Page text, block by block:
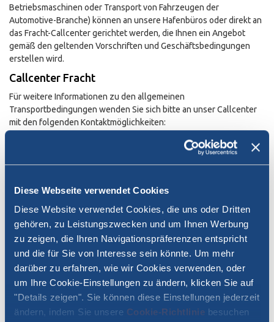
Diese Webseite verwendet Cookies
Diese Website verwendet Cookies, die uns oder Dritten
gehören, zu Leistungszwecken und um Ihnen Werbung
zu zeigen, die Ihren Navigationspräferenzen entspricht
und die für Sie von Interesse sein könnte. Um mehr
darüber zu erfahren, wie wir Cookies verwenden, oder
um Ihre Cookie-Einstellungen zu ändern, klicken Sie auf
"Details zeigen". Sie können diese Einstellungen jederzeit
ändern, indem Sie unsere Cookie-Richtlinie besuchen
Betriebsmaschinen oder Transport von Fahrzeugen der
Automotive-Branche) können an unsere Hafenbüros oder direkt an
das Fracht-Callcenter gerichtet werden, die Ihnen ein Angebot
gemäß den geltenden Vorschriften und Geschäftsbedingungen
erstellen wird.
Callcenter Fracht
Für weitere Informationen zu den allgemeinen
Transportbedingungen wenden Sie sich bitte an unser Callcenter
mit den folgenden Kontaktmöglichkeiten:
Öffnungszeiten
VON MONTAG BIS FREITAG, AUSGENOMMEN AN ITALIENISCHEN
FEIERTAGEN
von 09:00 bis 13:00 Uhr und von 14:00 bis 18:00 Uhr
Kreditkartenzahlung für Fracht-Dienstleistungen
Wir möchten unsere Kunden darüber informieren, dass es ab sofort
möglich ist, die Tickets (Frachtbrief/Rechnung) für den
Frachttransport Sardinien telefonisch per Kreditkarte zu bezahlen.